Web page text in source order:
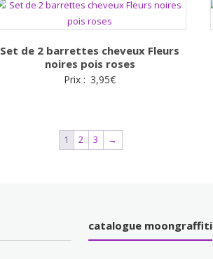
Set de 2 barrettes cheveux Fleurs
noires pois roses
Prix : 3,95€
1 2 3 →
catalogue moongraffiti